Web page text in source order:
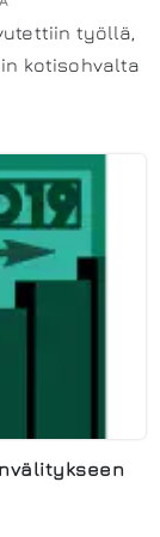
työllä,
kotisohvalta